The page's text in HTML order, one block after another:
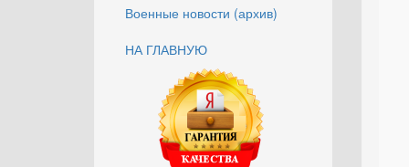
Военные новости (архив)
НА ГЛАВНУЮ